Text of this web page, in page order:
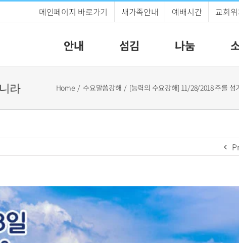
메인페이지 바로가기 새가족안내 예배시간 교회
안내 섬김 나눔
라 Home 수요말씀강해 [능력의 수요강해] 11/28/2018 주를 섬